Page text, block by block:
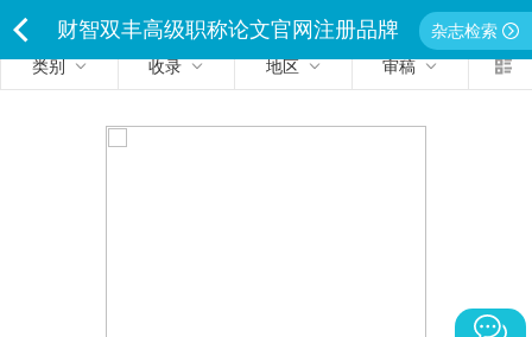
财智双丰高级职称论文官网注册品牌
独家经营严禁侵权违者必究
杂志检索
类别
收录 地区 审稿